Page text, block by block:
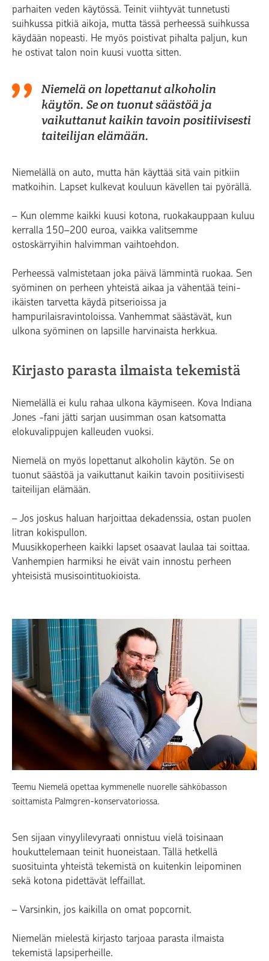
parhaiten veden käytössä. Teinit viihtyvät tunnetusti
suihkussa pitkiä aikoja, mutta tässä perheessä suihkussa
käydään nopeasti. He myös poistivat pihalta paljun, kun
he ostivat talon noin kuusi vuotta sitten.
Niemelä on lopettanut alkoholin
käytön. Se on tuonut säästöä ja
vaikuttanut kaikin tavoin positiivisesti
taiteilijan elämään.
Niemelällä on auto, mutta hän käyttää sitä vain pitkiin
matkoihin. Lapset kulkevat kouluun kävellen tai pyörällä.
– Kun olemme kaikki kuusi kotona, ruokakauppaan kuluu
kerralla 150–200 euroa, vaikka valitsemme
ostoskärryihin halvimman vaihtoehdon.
Perheessä valmistetaan joka päivä lämmintä ruokaa. Sen
syöminen on perheen yhteistä aikaa ja vähentää teini-
ikäisten tarvetta käydä pitserioissa ja
hampurilaisravintoloissa. Vanhemmat säästävät, kun
ulkona syöminen on lapsille harvinaista herkkua.
Kirjasto parasta ilmaista tekemistä
Niemelällä ei kulu rahaa ulkona käymiseen. Kova Indiana
Jones -fani jätti sarjan uusimman osan katsomatta
elokuvalippujen kalleuden vuoksi.
Niemelä on myös lopettanut alkoholin käytön. Se on
tuonut säästöä ja vaikuttanut kaikin tavoin positiivisesti
taiteilijan elämään.
– Jos joskus haluan harjoittaa dekadenssia, ostan puolen
litran kokispullon.
Muusikkoperheen kaikki lapset osaavat laulaa tai soittaa.
Vanhempien harmiksi he eivät vain innostu perheen
yhteisistä musisointituokioista.
Teemu Niemelä opettaa kymmenelle nuorelle sähköbasson
soittamista Palmgren-konservatoriossa.
Sen sijaan vinyylilevyraati onnistuu vielä toisinaan
houkuttelemaan teinit huoneistaan. Tällä hetkellä
suosituinta yhteistä tekemistä on kuitenkin leipominen
sekä kotona pidettävät leffaillat.
– Varsinkin, jos kaikilla on omat popcornit.
Niemelän mielestä kirjasto tarjoaa parasta ilmaista
tekemistä lapsiperheille.